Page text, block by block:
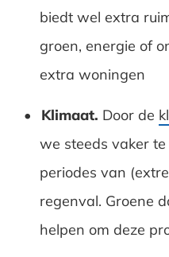
biedt wel extra
groen, energie of
extra woningen
Klimaat. Door de
we steeds vaker
periodes van
regenval. Groene
helpen om deze